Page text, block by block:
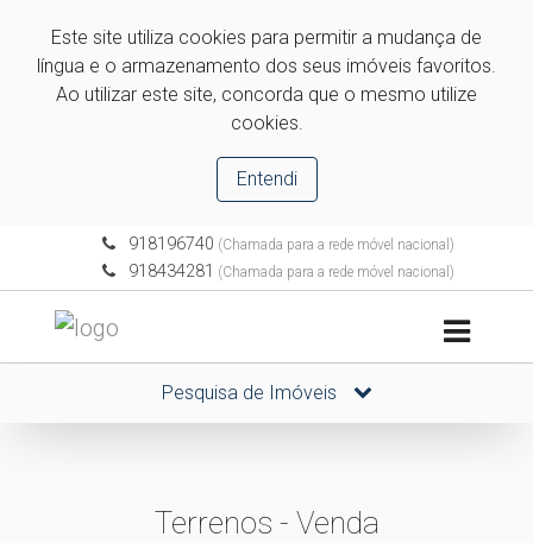
Este site utiliza cookies para permitir a mudança de
língua e o armazenamento dos seus imóveis favoritos.
Ao utilizar este site, concorda que o mesmo utilize
cookies.
Entendi
918196740 (Chamada para a rede móvel nacional)
918434281 (Chamada para a rede móvel nacional)
Pesquisa de Imóveis
Terrenos - Venda